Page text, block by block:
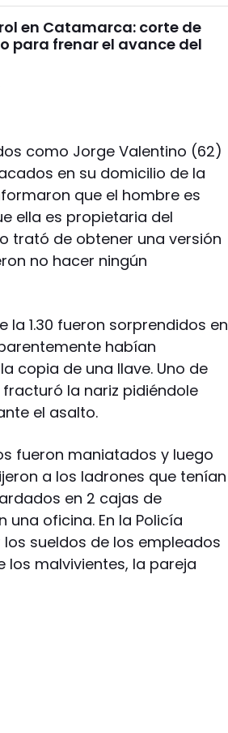
en Catamarca: corte de
para frenar el avance del
como Jorge Valentino (62)
en su domicilio de la
que el hombre es
ella es propietaria del
trató de obtener una versión
no hacer ningún
la 1.30 fueron sorprendidos en
habían
copia de una llave. Uno de
la nariz pidiéndole
el asalto.
fueron maniatados y luego
a los ladrones que tenían
en 2 cajas de
oficina. En la Policía
sueldos de los empleados
los malvivientes, la pareja